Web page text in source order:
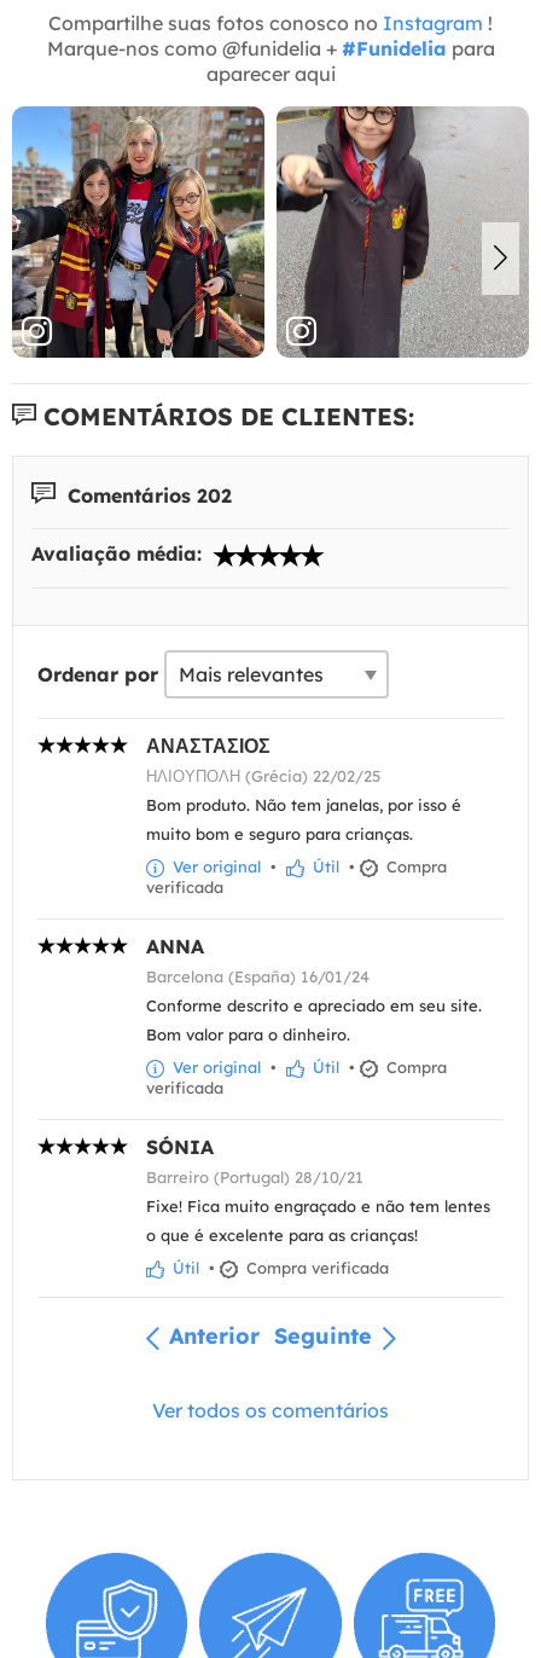
Compartilhe suas fotos conosco no Instagram !
Marque-nos como @funidelia + #Funidelia para
aparecer aqui
COMENTÁRIOS DE CLIENTES:
Comentários 202
Avaliação média:
Ordenar por
ΑΝΑΣΤΑΣΙΟΣ
ΗΛΙΟΥΠΟΛΗ (Grécia) 22/02/25
Bom produto. Não tem janelas, por isso é
muito bom e seguro para crianças.
Ver original • Útil •
Compra
verificada
ANNA
Barcelona (España) 16/01/24
Conforme descrito e apreciado em seu site.
Bom valor para o dinheiro.
Ver original • Útil •
Compra
verificada
SÓNIA
Barreiro (Portugal) 28/10/21
Fixe! Fica muito engraçado e não tem lentes
o que é excelente para as crianças!
Útil • Compra verificada
Anterior Seguinte
Ver todos os comentários